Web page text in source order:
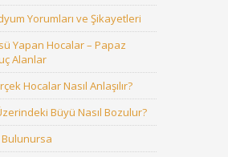
Yorumları ve Şikayetleri
Yapan Hocalar – Papaz
Alanlar
Hocalar Nasıl Anlaşılır?
Büyü Nasıl Bozulur?